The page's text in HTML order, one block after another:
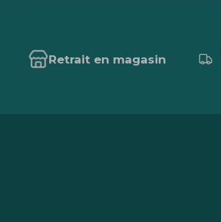
Retrait en magasin